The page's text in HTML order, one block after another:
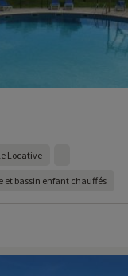
Locative
et bassin enfant chauffés